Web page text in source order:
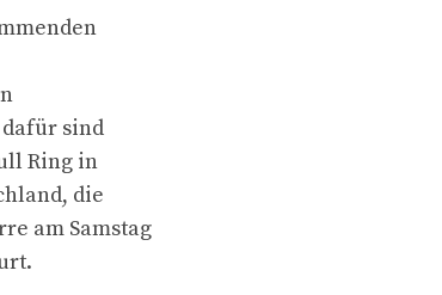
sind
Ring in
die
am Samstag